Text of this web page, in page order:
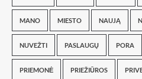
MANO MIESTO NAUJĄ
NUVEŽTI PASLAUGŲ PORA
PRIEMONĖ PRIEŽIŪROS